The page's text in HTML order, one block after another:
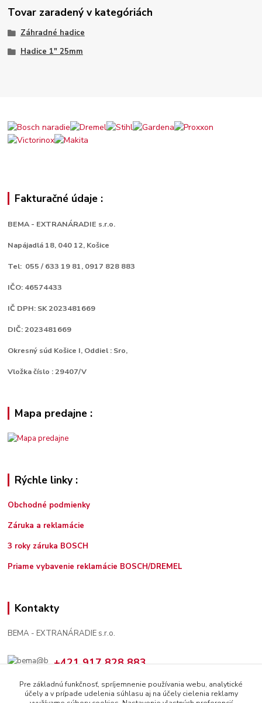
Tovar zaradený v kategóriách
Záhradné hadice
Hadice 1" 25mm
Fakturačné údaje :
BEMA - EXTRANÁRADIE s.r.o.
Napájadlá 18, 040 12, Košice
Tel: 055 / 633 19 81, 0917 828 883
IČO: 46574433
IČ DPH: SK 2023481669
DIČ: 2023481669
Okresný súd Košice I, Oddiel : Sro,
Vložka číslo : 29407/V
Mapa predajne :
Rýchle linky :
Obchodné podmienky
Záruka a reklamácie
3 roky záruka BOSCH
Priame vybavenie reklamácie BOSCH/DREMEL
Kontakty
BEMA - EXTRANÁRADIE s.r.o.
+421 917 828 883
bema@bema.sk
Pre základnú funkčnosť, spríjemnenie používania webu, analytické
účely a v prípade udelenia súhlasu aj na účely cielenia reklamy